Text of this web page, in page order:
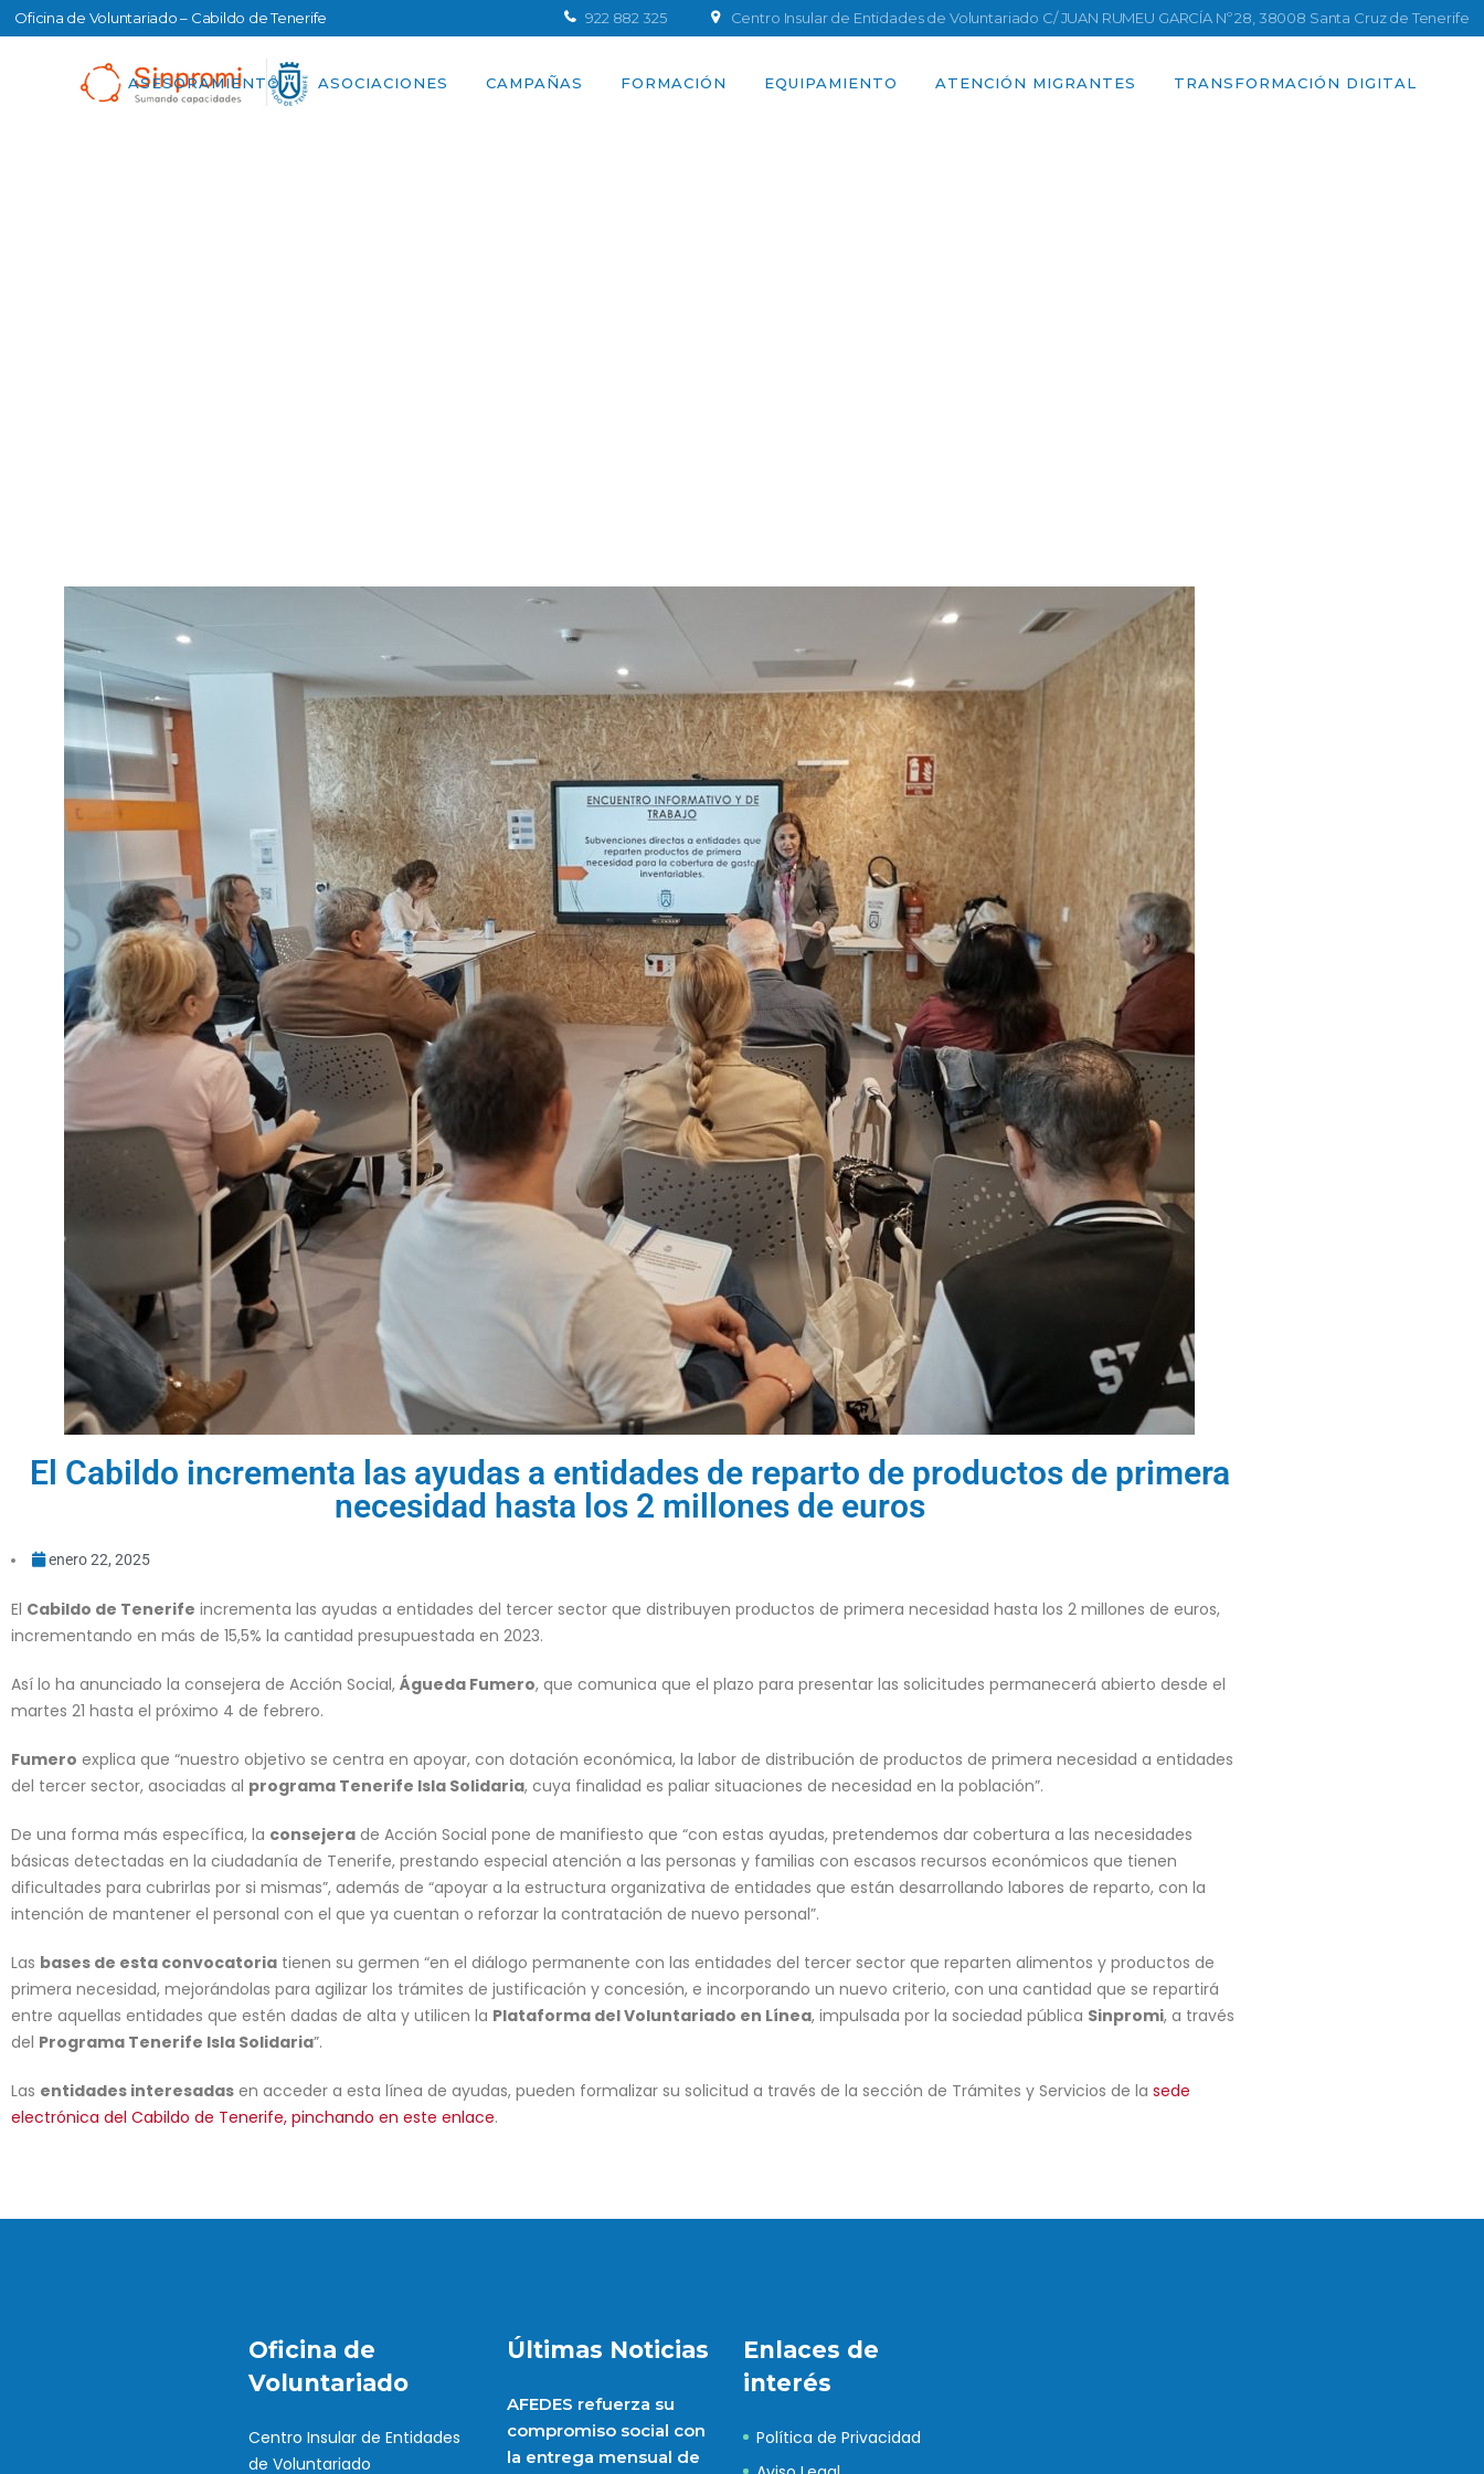
Oficina de Voluntariado – Cabildo de Tenerife 922 882 325 Centro Insular de Entidades de Voluntariado C/ JUAN RUMEU GARCÍA Nº 28, 38008 Santa Cruz de Tenerife
ASESORAMIENTO ASOCIACIONES CAMPAÑAS FORMACIÓN EQUIPAMIENTO ATENCIÓN MIGRANTES TRANSFORMACIÓN DIGITAL
El Cabildo incrementa las ayudas a entidades de reparto de productos de primera
necesidad hasta los 2 millones de euros
enero 22, 2025
El Cabildo de Tenerife incrementa las ayudas a entidades del tercer sector que distribuyen productos de primera necesidad hasta los 2 millones de euros,
incrementando en más de 15,5% la cantidad presupuestada en 2023.
Así lo ha anunciado la consejera de Acción Social, Águeda Fumero, que comunica que el plazo para presentar las solicitudes permanecerá abierto desde el
martes 21 hasta el próximo 4 de febrero.
Fumero explica que “nuestro objetivo se centra en apoyar, con dotación económica, la labor de distribución de productos de primera necesidad a entidades
del tercer sector, asociadas al programa Tenerife Isla Solidaria, cuya finalidad es paliar situaciones de necesidad en la población”.
De una forma más específica, la consejera de Acción Social pone de manifiesto que “con estas ayudas, pretendemos dar cobertura a las necesidades
básicas detectadas en la ciudadanía de Tenerife, prestando especial atención a las personas y familias con escasos recursos económicos que tienen
dificultades para cubrirlas por si mismas”, además de “apoyar a la estructura organizativa de entidades que están desarrollando labores de reparto, con la
intención de mantener el personal con el que ya cuentan o reforzar la contratación de nuevo personal”.
Las bases de esta convocatoria tienen su germen “en el diálogo permanente con las entidades del tercer sector que reparten alimentos y productos de
primera necesidad, mejorándolas para agilizar los trámites de justificación y concesión, e incorporando un nuevo criterio, con una cantidad que se repartirá
entre aquellas entidades que estén dadas de alta y utilicen la Plataforma del Voluntariado en Línea, impulsada por la sociedad pública Sinpromi, a través
del Programa Tenerife Isla Solidaria”.
Las entidades interesadas en acceder a esta línea de ayudas, pueden formalizar su solicitud a través de la sección de Trámites y Servicios de la sede
electrónica del Cabildo de Tenerife, pinchando en este enlace.
Oficina de
Voluntariado
Centro Insular de Entidades
de Voluntariado
Últimas Noticias
AFEDES refuerza su
compromiso social con
la entrega mensual de
Enlaces de
interés
Política de Privacidad